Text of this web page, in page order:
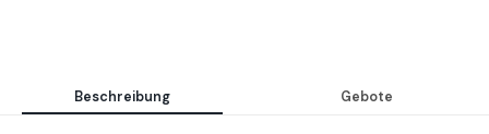
Beschreibung Gebote